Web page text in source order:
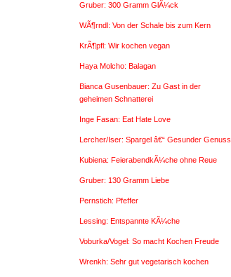
Gruber: 300 Gramm GlÃ¼ck
WÃ¶rndl: Von der Schale bis zum Kern
KrÃ¶pfl: Wir kochen vegan
Haya Molcho: Balagan
Bianca Gusenbauer: Zu Gast in der
geheimen Schnatterei
Inge Fasan: Eat Hate Love
Lercher/Iser: Spargel â€“ Gesunder Genuss
Kubiena: FeierabendkÃ¼che ohne Reue
Gruber: 130 Gramm Liebe
Pernstich: Pfeffer
Lessing: Entspannte KÃ¼che
Voburka/Vogel: So macht Kochen Freude
Wrenkh: Sehr gut vegetarisch kochen